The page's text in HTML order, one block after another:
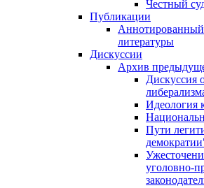
Честный
Публикации
Аннотированный
литературы
Дискуссии
Архив
Дискуссия
Идеология
Пути
уголовно-